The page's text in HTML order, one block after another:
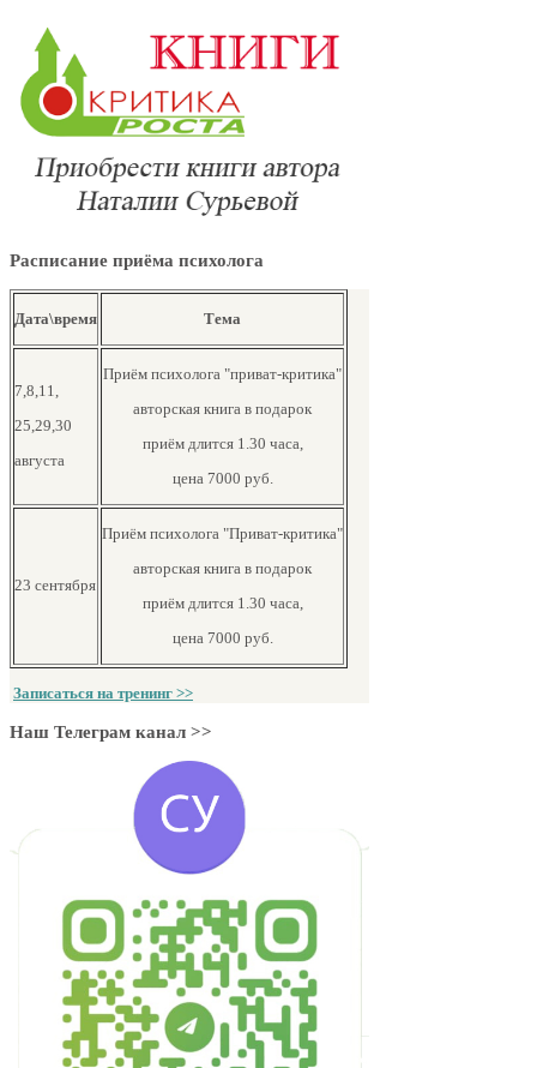
Расписание приёма психолога
Дата\время Тема
7,8,11,
25,29,30
августа
Приём психолога "приват-критика"
авторская книга в подарок
приём длится 1.30 часа,
цена 7000 руб.
23 сентября
Приём психолога "Приват-критика"
авторская книга в подарок
приём длится 1.30 часа,
цена 7000 руб.
Записаться на тренинг >>
Наш Телеграм канал >>